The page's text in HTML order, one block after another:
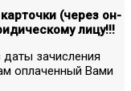
(через он-
лицу!!!
зачисления
оплаченный Вами